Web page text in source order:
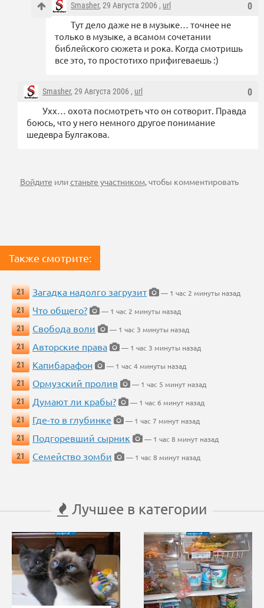
0
Smasher, 29 Августа 2006 , url
Тут дело даже не в музыке… точнее не
только в музыке, а всамом сочетании
библейского сюжета и рока. Когда смотришь
все это, то простотихо прифигеваешь :)
0
Smasher, 29 Августа 2006 , url
Ухх… охота посмотреть что он сотворит. Правда
боюсь, что у него немного другое понимание
шедевра Булгакова.
Войдите илистаньте участником, чтобы комментировать
Также смотрите:
21 Загадка надолго загрузит
— 1 час 2 минуты назад
21
Что общего?
— 1 час 2 минуты назад
21
Свобода воли
— 1 час 3 минуты назад
21
Авторские права
— 1 час 3 минуты назад
21
Капибарафон
— 1 час 4 минуты назад
21
Ормузский пролив
— 1 час 5 минут назад
21
Думают ли крабы?
— 1 час 6 минут назад
21
Где-то в глубинке
— 1 час 7 минут назад
21
Подгоревший сырник
— 1 час 8 минут назад
21
Семейство зомби — 1 час 8 минут назад
Лучшее в категории